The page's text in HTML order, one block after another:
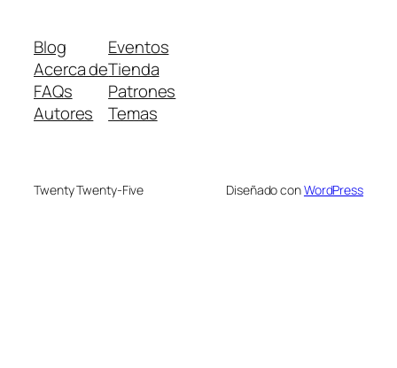
Blog
Acerca de
FAQs
Autores
Eventos
Tienda
Patrones
Temas
Twenty Twenty-Five Diseñado conWordPress